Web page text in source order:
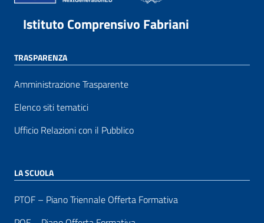
Istituto Comprensivo Fabriani
TRASPARENZA
Amministrazione Trasparente
Elenco siti tematici
Ufficio Relazioni con il Pubblico
LA SCUOLA
PTOF – Piano Triennale Offerta Formativa